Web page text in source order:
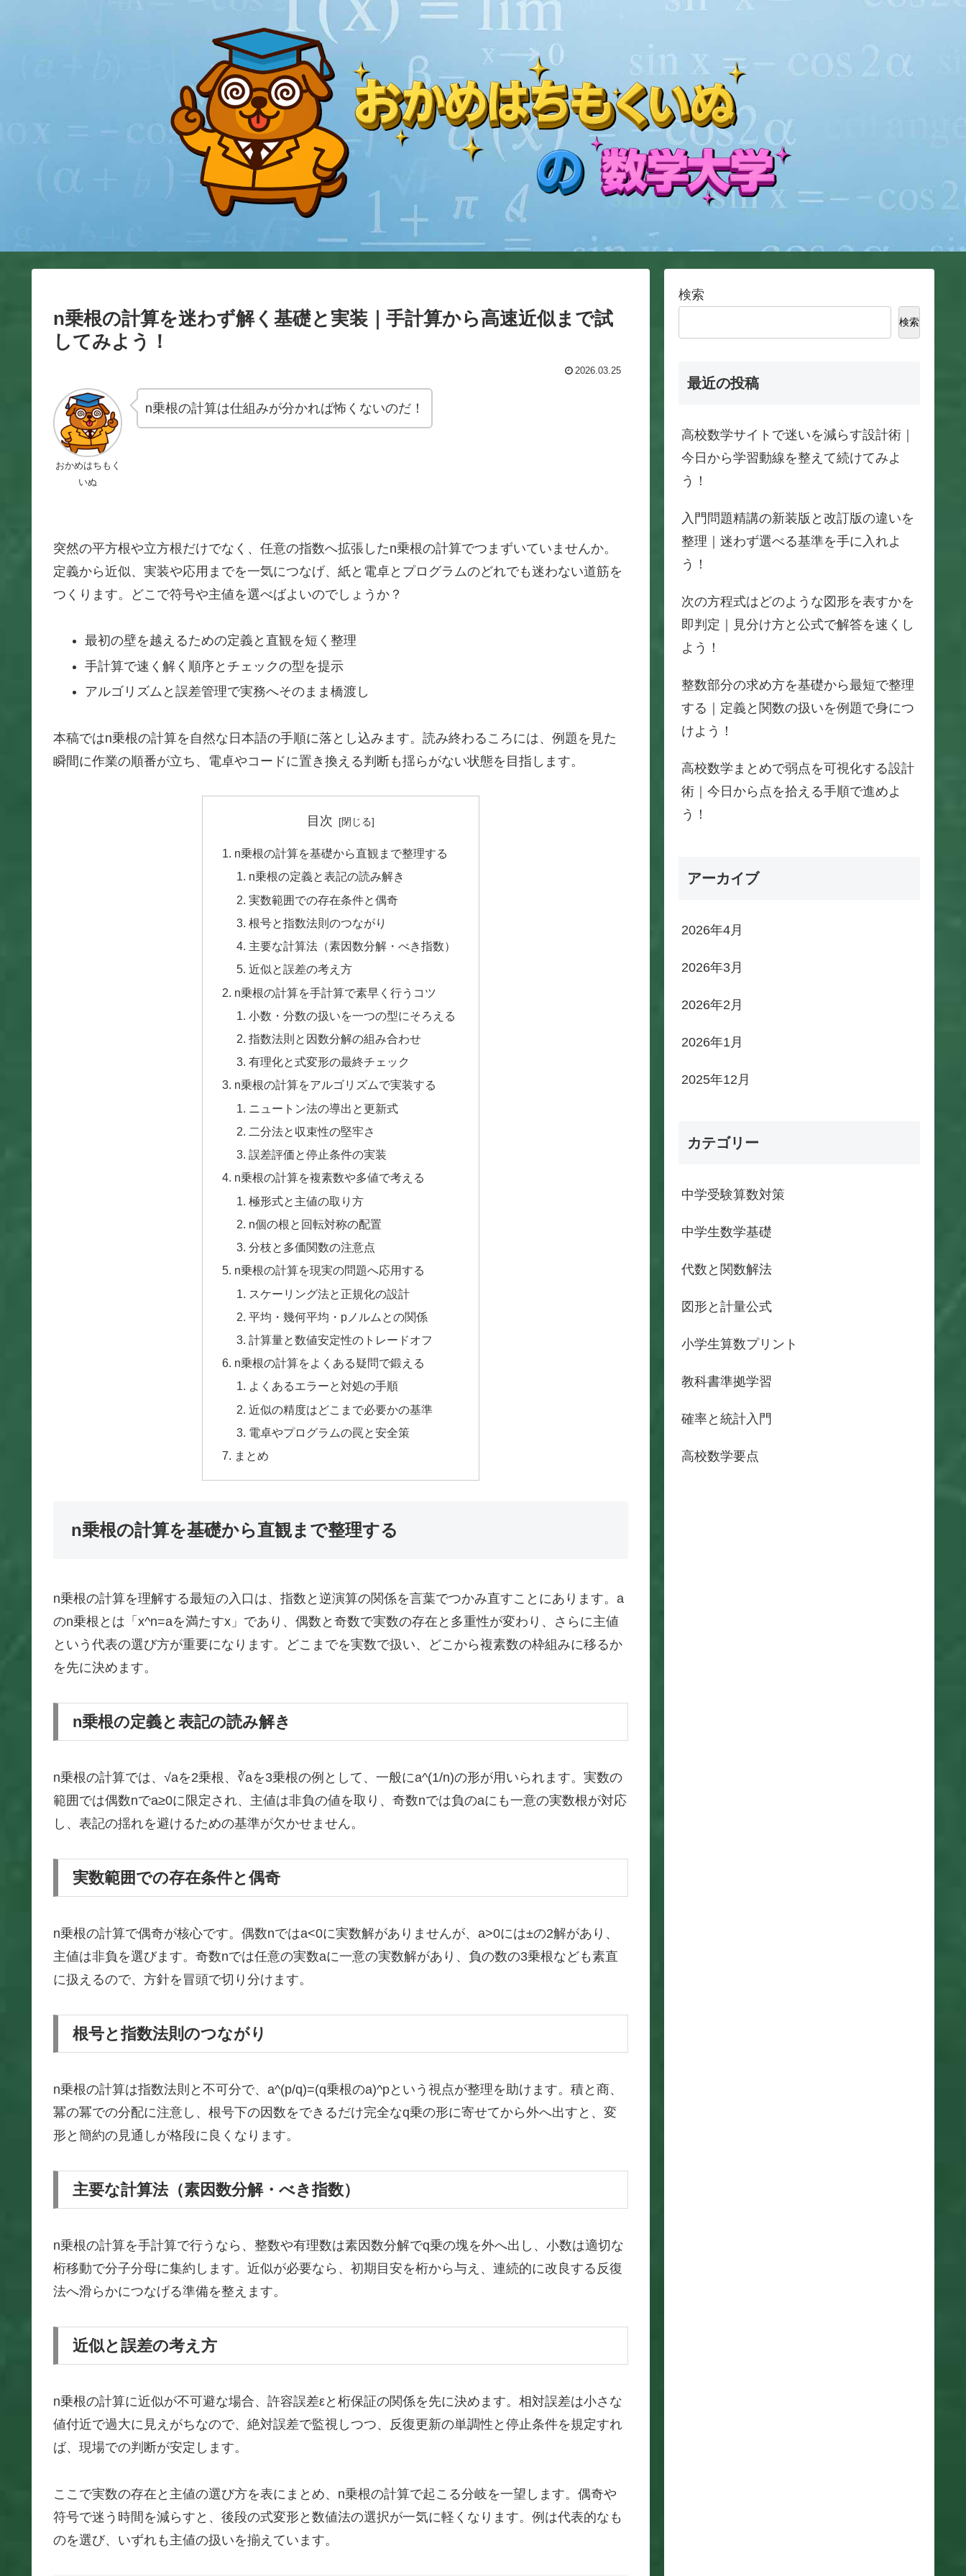
n乗根の計算を迷わず解く基礎と実装｜手計算から高速近似まで試
してみよう！
2026.03.25
おかめはちもく
いぬ
n乗根の計算は仕組みが分かれば怖くないのだ！
突然の平方根や立方根だけでなく、任意の指数へ拡張したn乗根の計算でつまずいていませんか。
定義から近似、実装や応用までを一気につなげ、紙と電卓とプログラムのどれでも迷わない道筋を
つくります。どこで符号や主値を選べばよいのでしょうか？
最初の壁を越えるための定義と直観を短く整理
手計算で速く解く順序とチェックの型を提示
アルゴリズムと誤差管理で実務へそのまま橋渡し
本稿ではn乗根の計算を自然な日本語の手順に落とし込みます。読み終わるころには、例題を見た
瞬間に作業の順番が立ち、電卓やコードに置き換える判断も揺らがない状態を目指します。
目次
n乗根の計算を基礎から直観まで整理する
n乗根の定義と表記の読み解き
実数範囲での存在条件と偶奇
根号と指数法則のつながり
主要な計算法（素因数分解・べき指数）
近似と誤差の考え方
n乗根の計算を手計算で素早く行うコツ
小数・分数の扱いを一つの型にそろえる
指数法則と因数分解の組み合わせ
有理化と式変形の最終チェック
n乗根の計算をアルゴリズムで実装する
ニュートン法の導出と更新式
二分法と収束性の堅牢さ
誤差評価と停止条件の実装
n乗根の計算を複素数や多値で考える
極形式と主値の取り方
n個の根と回転対称の配置
分枝と多価関数の注意点
n乗根の計算を現実の問題へ応用する
スケーリング法と正規化の設計
平均・幾何平均・pノルムとの関係
計算量と数値安定性のトレードオフ
n乗根の計算をよくある疑問で鍛える
よくあるエラーと対処の手順
近似の精度はどこまで必要かの基準
電卓やプログラムの罠と安全策
まとめ
n乗根の計算を基礎から直観まで整理する
n乗根の計算を理解する最短の入口は、指数と逆演算の関係を言葉でつかみ直すことにあります。a
のn乗根とは「x^n=aを満たすx」であり、偶数と奇数で実数の存在と多重性が変わり、さらに主値
という代表の選び方が重要になります。どこまでを実数で扱い、どこから複素数の枠組みに移るか
を先に決めます。
n乗根の定義と表記の読み解き
n乗根の計算では、√aを2乗根、∛aを3乗根の例として、一般にa^(1/n)の形が用いられます。実数の
範囲では偶数nでa≥0に限定され、主値は非負の値を取り、奇数nでは負のaにも一意の実数根が対応
し、表記の揺れを避けるための基準が欠かせません。
実数範囲での存在条件と偶奇
n乗根の計算で偶奇が核心です。偶数nではa<0に実数解がありませんが、a>0には±の2解があり、
主値は非負を選びます。奇数nでは任意の実数aに一意の実数解があり、負の数の3乗根なども素直
に扱えるので、方針を冒頭で切り分けます。
根号と指数法則のつながり
n乗根の計算は指数法則と不可分で、a^(p/q)=(q乗根のa)^pという視点が整理を助けます。積と商、
冪の冪での分配に注意し、根号下の因数をできるだけ完全なq乗の形に寄せてから外へ出すと、変
形と簡約の見通しが格段に良くなります。
主要な計算法（素因数分解・べき指数）
n乗根の計算を手計算で行うなら、整数や有理数は素因数分解でq乗の塊を外へ出し、小数は適切な
桁移動で分子分母に集約します。近似が必要なら、初期目安を桁から与え、連続的に改良する反復
法へ滑らかにつなげる準備を整えます。
近似と誤差の考え方
n乗根の計算に近似が不可避な場合、許容誤差εと桁保証の関係を先に決めます。相対誤差は小さな
値付近で過大に見えがちなので、絶対誤差で監視しつつ、反復更新の単調性と停止条件を規定すれ
ば、現場での判断が安定します。
ここで実数の存在と主値の選び方を表にまとめ、n乗根の計算で起こる分岐を一望します。偶奇や
符号で迷う時間を減らすと、後段の式変形と数値法の選択が一気に軽くなります。例は代表的なも
のを選び、いずれも主値の扱いを揃えています。
検索
検索
最近の投稿
高校数学サイトで迷いを減らす設計術｜
今日から学習動線を整えて続けてみよ
う！
入門問題精講の新装版と改訂版の違いを
整理｜迷わず選べる基準を手に入れよ
う！
次の方程式はどのような図形を表すかを
即判定｜見分け方と公式で解答を速くし
よう！
整数部分の求め方を基礎から最短で整理
する｜定義と関数の扱いを例題で身につ
けよう！
高校数学まとめで弱点を可視化する設計
術｜今日から点を拾える手順で進めよ
う！
アーカイブ
2026年4月
2026年3月
2026年2月
2026年1月
2025年12月
カテゴリー
中学受験算数対策
中学生数学基礎
代数と関数解法
図形と計量公式
小学生算数プリント
教科書準拠学習
確率と統計入門
高校数学要点